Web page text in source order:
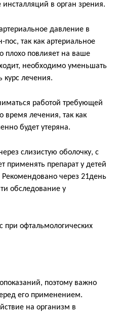
в орган зрения.
давление в
так как артериальное
плохо повлияет на ваше
необходимо уменьшать
курс лечения.
работой требующей
лечения, так как
будет утеряна.
слизистую оболочку, с
применять препарат у детей
через 21день
обследование у
при офтальмологических
поэтому важно
его применением.
на организм в